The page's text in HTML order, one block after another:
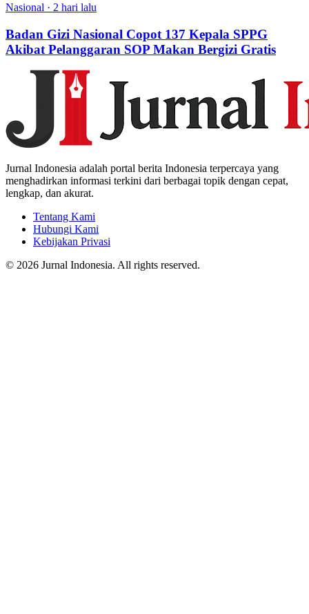
Nasional · 2 hari lalu
Badan Gizi Nasional Copot 137 Kepala SPPG
Akibat Pelanggaran SOP Makan Bergizi Gratis
Jurnal Indonesia adalah portal berita Indonesia terpercaya yang
menghadirkan informasi terkini dari berbagai topik dengan cepat,
lengkap, dan akurat.
Tentang Kami
Hubungi Kami
Kebijakan Privasi
© 2026 Jurnal Indonesia. All rights reserved.